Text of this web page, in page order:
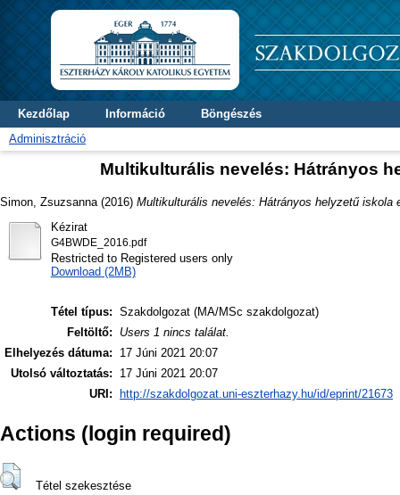
Kezdőlap Információ
Böngészés
Adminisztráció
Multikulturális nevelés: Hátrányos
Simon, Zsuzsanna (2016) Multikulturális nevelés: Hátrányos helyzetű iskola
Kézirat
G4BWDE_2016.pdf
Restricted to Registered users only
Download (2MB)
Tétel típus: Szakdolgozat (MA/MSc szakdolgozat)
Feltöltő:
Users 1 nincs találat.
Elhelyezés dátuma:
17 Júni 2021 20:07
Utolsó változtatás:
17 Júni 2021 20:07
URI:
http://szakdolgozat.uni-eszterhazy.hu/id/eprint/21673
Actions (login required)
Tétel szekesztése